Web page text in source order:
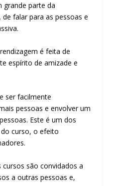
grande parte da
falar para as pessoas e
é feita de
espírito de amizade e
ser facilmente
pessoas e envolver um
Este é um dos
curso, o efeito
cursos são convidados a
a outras pessoas e,